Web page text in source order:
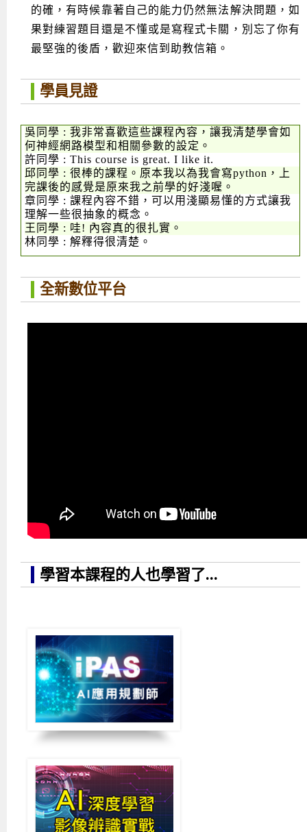
的確，有時候靠著自己的能力仍然無法解決問題，如
果對練習題目還是不懂或是寫程式卡關，別忘了你有
最堅強的後盾，歡迎來信到助教信箱。
學員見證
吳同學 : 我非常喜歡這些課程內容，讓我清楚學會如
何神經網路模型和相關參數的設定。
許同學 : This course is great. I like it.
邱同學 : 很棒的課程。原本我以為我會寫python，上
完課後的感覺是原來我之前學的好淺喔。
章同學 : 課程內容不錯，可以用淺顯易懂的方式讓我
理解一些很抽象的概念。
王同學 : 哇! 內容真的很扎實。
林同學 : 解釋得很清楚。
全新數位平台
學習本課程的人也學習了...